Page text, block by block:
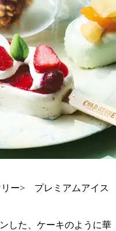
リー> プレミアムアイス
した、ケーキのように華